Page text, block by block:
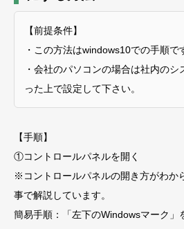
【前提条件】
・この方法はwindows10での手順で
・会社のパソコンの場合は社内の
った上で設定して下さい。
【手順】
①コントロールパネルを開く
※コントロールパネルの開き方がわか
事で解説しています。
簡易手順：「左下のWindowsマーク